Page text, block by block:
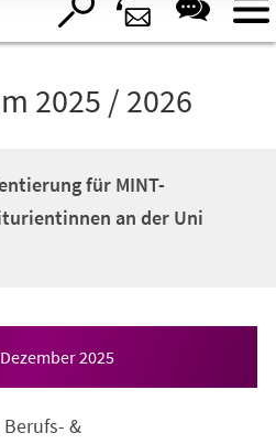
2025 / 2026
für MINT-
an der Uni
2025
&